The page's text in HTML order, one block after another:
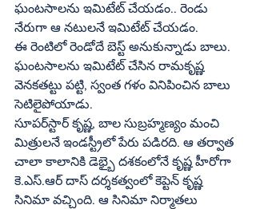
ఘంటసాలను ఇమిటేట్‌ చేయడం.. రెండు
నేరుగా ఆ నటులనే ఇమిటేట్‌ చేయడం.
ఈ రెంటిలో రెండోదే బెస్ట్‌ అనుకున్నాడు బాలు.
ఘంటసాలను ఇమిటేట్‌ చేసిన రామకృష్ణ
వెనకతట్టు పట్టి, స్వంత గళం వినిపించిన బాలు
సెటిలైపోయాడు.
సూపర్‌స్టార్‌ కృష్ణ, బాల సుబ్రహ్మణ్యం మంచి
మిత్రులనే ఇండస్ట్రీలో పేరు పడిరది. ఆ తర్వాత
చాలా కాలానికి డెభ్బై దశకంలోనే కృష్ణ హీరోగా
కె.ఎస్‌.ఆర్‌ దాస్‌ దర్శకత్వంలో కెప్టెన్‌ కృష్ణ
సినిమా వచ్చింది. ఆ సినిమా నిర్మాతలు